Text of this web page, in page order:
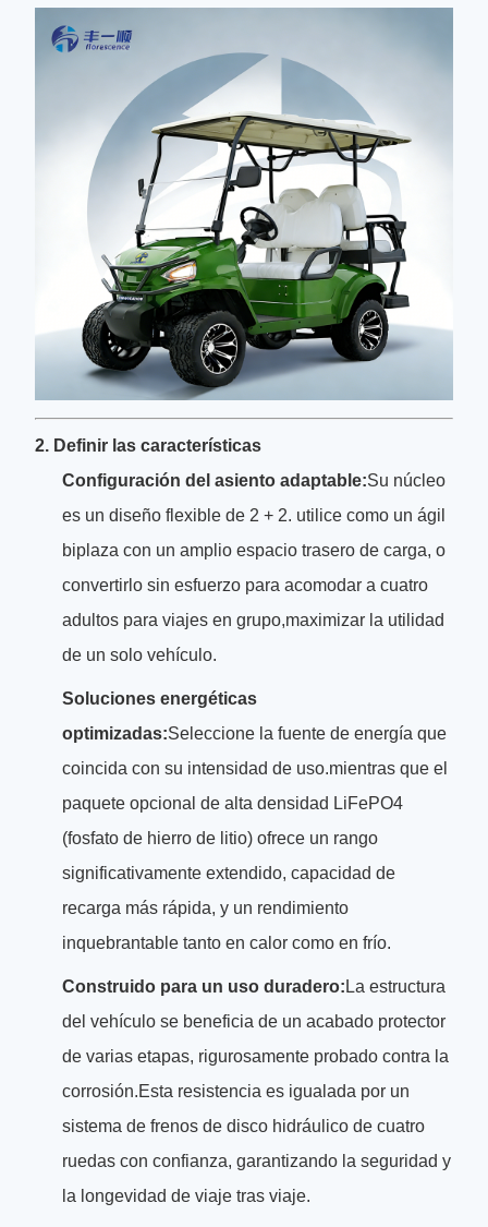
2. Definir las características
Configuración del asiento adaptable:Su núcleo
es un diseño flexible de 2 + 2. utilice como un ágil
biplaza con un amplio espacio trasero de carga, o
convertirlo sin esfuerzo para acomodar a cuatro
adultos para viajes en grupo,maximizar la utilidad
de un solo vehículo.
Soluciones energéticas
optimizadas:Seleccione la fuente de energía que
coincida con su intensidad de uso.mientras que el
paquete opcional de alta densidad LiFePO4
(fosfato de hierro de litio) ofrece un rango
significativamente extendido, capacidad de
recarga más rápida, y un rendimiento
inquebrantable tanto en calor como en frío.
Construido para un uso duradero: La estructura
del vehículo se beneficia de un acabado protector
de varias etapas, rigurosamente probado contra la
corrosión.Esta resistencia es igualada por un
sistema de frenos de disco hidráulico de cuatro
ruedas con confianza, garantizando la seguridad y
la longevidad de viaje tras viaje.